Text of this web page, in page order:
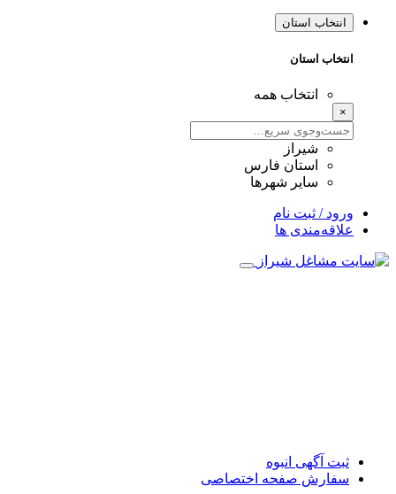
انتخاب استان
انتخاب استان
انتخاب همه
×
شیراز
استان فارس
سایر شهرها
ورود / ثبت نام
علاقه‌مندی ها
ثبت آگهی انبوه
سفارش صفحه اختصاصی